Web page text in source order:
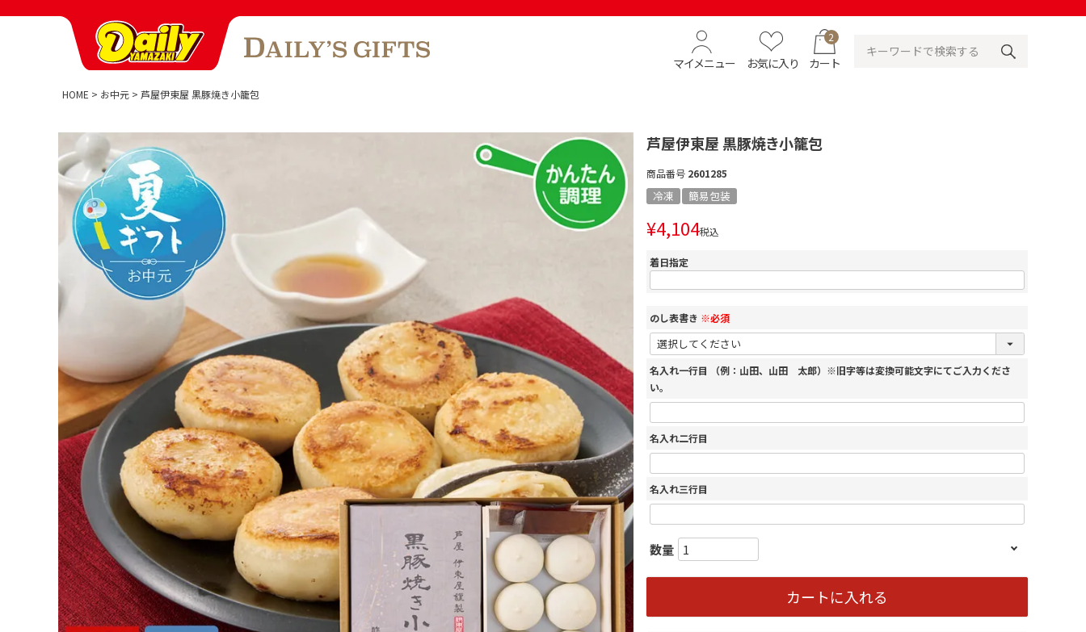
マイメニュー お気に入り
2
カート
HOME お中元 芦屋伊東屋 黒豚焼き小籠包
芦屋伊東屋 黒豚焼き小籠包
商品番号 2601285
冷凍 簡易包装
¥4,104税込
着日指定
のし表書き ※必須
名入れ一行目 （例：山田、山田 太郎）※旧字等は変換可能文字にてご入力くださ
い。
名入れ二行目
名入れ三行目
カートに入れる